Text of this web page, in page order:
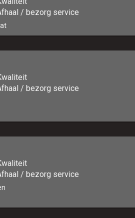
/ bezorg service
/ bezorg service
/ bezorg service